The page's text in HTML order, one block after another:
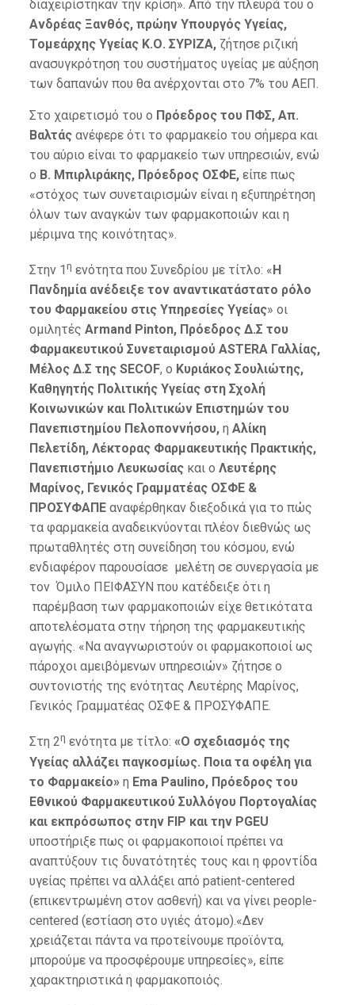
διαχειρίστηκαν την κρίση». Από την πλευρά του ο
Ανδρέας Ξανθός, πρώην Υπουργός Υγείας,
Τομεάρχης Υγείας Κ.Ο. ΣΥΡΙΖΑ,ζήτησε ριζική
ανασυγκρότηση του συστήματος υγείας με αύξηση
των δαπανών που θα ανέρχονται στο 7% του ΑΕΠ.
Στο χαιρετισμό του ο Πρόεδρος του ΠΦΣ, Απ.
Βαλτάςανέφερε ότι το φαρμακείο του σήμερα και
του αύριο είναι το φαρμακείο των υπηρεσιών, ενώ
ο Β. Μπιρλιράκης, Πρόεδρος ΟΣΦΕ, είπε πως
«στόχος των συνεταιρισμών είναι η εξυπηρέτηση
όλων των αναγκών των φαρμακοποιών και η
μέριμνα της κοινότητας».
Στην 1 η ενότητα που Συνεδρίου με τίτλο: « Η
Πανδημία ανέδειξε τον αναντικατάστατο ρόλο
του Φαρμακείου στις Υπηρεσίες Υγείας» οι
ομιλητές Armand Pinton, Πρόεδρος Δ.Σ του
Φαρμακευτικού Συνεταιρισμού ASTERA Γαλλίας,
Μέλος Δ.Σ της SECOF, ο Κυριάκος Σουλιώτης,
Καθηγητής Πολιτικής Υγείας στη Σχολή
Κοινωνικών και Πολιτικών Επιστημών του
Πανεπιστημίου Πελοποννήσου, η Αλίκη
Πελετίδη, Λέκτορας Φαρμακευτικής Πρακτικής,
Πανεπιστήμιο Λευκωσίαςκαι ο Λευτέρης
Μαρίνος, Γενικός Γραμματέας ΟΣΦΕ &
ΠΡΟΣΥΦΑΠΕαναφέρθηκαν διεξοδικά για το πώς
τα φαρμακεία αναδεικνύονται πλέον διεθνώς ως
πρωταθλητές στη συνείδηση του κόσμου, ενώ
ενδιαφέρον παρουσίασε μελέτη σε συνεργασία με
τον Όμιλο ΠΕΙΦΑΣΥΝ που κατέδειξε ότι η
παρέμβαση των φαρμακοποιών είχε θετικότατα
αποτελέσματα στην τήρηση της φαρμακευτικής
αγωγής. «Να αναγνωριστούν οι φαρμακοποιοί ως
πάροχοι αμειβόμενων υπηρεσιών» ζήτησε ο
συντονιστής της ενότητας Λευτέρης Μαρίνος,
Γενικός Γραμματέας ΟΣΦΕ & ΠΡΟΣΥΦΑΠΕ.
Στη 2η ενότητα με τίτλο: «Ο σχεδιασμός της
Υγείας αλλάζει παγκοσμίως. Ποια τα οφέλη για
το Φαρμακείο»η Ema Paulino, Πρόεδρος του
Εθνικού Φαρμακευτικού Συλλόγου Πορτογαλίας
και εκπρόσωπος στην FIP και την PGEU
υποστήριξε πως οι φαρμακοποιοί πρέπει να
αναπτύξουν τις δυνατότητές τους και η φροντίδα
υγείας πρέπει να αλλάξει από patient-centered
(επικεντρωμένη στον ασθενή) και να γίνει people-
centered (εστίαση στο υγιές άτομο).«Δεν
χρειάζεται πάντα να προτείνουμε προϊόντα,
μπορούμε να προσφέρουμε υπηρεσίες», είπε
χαρακτηριστικά η φαρμακοποιός.